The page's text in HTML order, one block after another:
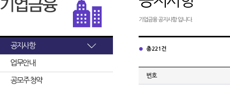
공지사항
업무안내
공모주 청약
기업금융 공지사항 입니다.
총 221건
번호